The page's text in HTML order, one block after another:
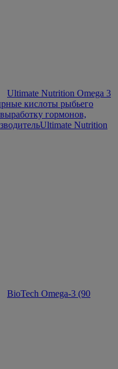
Ultimate Nutrition Omega 3
кислоты рыбьего
гормонов,
Ultimate Nutrition
BioTech Omega-3 (90